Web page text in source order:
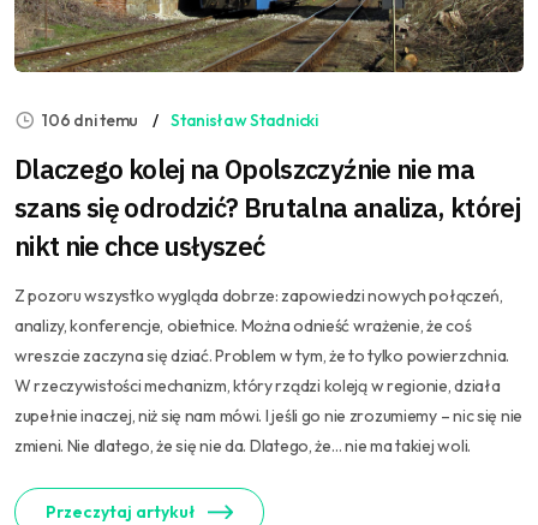
106 dni temu Stanisław Stadnicki
Dlaczego kolej na Opolszczyźnie nie ma
szans się odrodzić? Brutalna analiza, której
nikt nie chce usłyszeć
Z pozoru wszystko wygląda dobrze: zapowiedzi nowych połączeń,
analizy, konferencje, obietnice. Można odnieść wrażenie, że coś
wreszcie zaczyna się dziać. Problem w tym, że to tylko powierzchnia.
W rzeczywistości mechanizm, który rządzi koleją w regionie, działa
zupełnie inaczej, niż się nam mówi. I jeśli go nie zrozumiemy – nic się nie
zmieni. Nie dlatego, że się nie da. Dlatego, że… nie ma takiej woli.
Przeczytaj artykuł